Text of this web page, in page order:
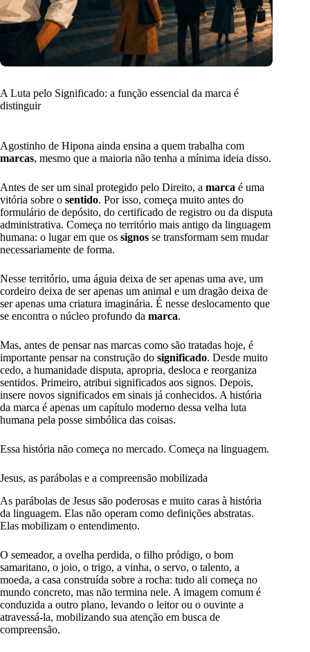
A Luta pelo Significado: a função essencial da marca é
distinguir
Agostinho de Hipona ainda ensina a quem trabalha com
marcas, mesmo que a maioria não tenha a mínima ideia disso.
Antes de ser um sinal protegido pelo Direito, a marca é uma
vitória sobre o sentido. Por isso, começa muito antes do
formulário de depósito, do certificado de registro ou da disputa
administrativa. Começa no território mais antigo da linguagem
humana: o lugar em que os signos se transformam sem mudar
necessariamente de forma.
Nesse território, uma águia deixa de ser apenas uma ave, um
cordeiro deixa de ser apenas um animal e um dragão deixa de
ser apenas uma criatura imaginária. É nesse deslocamento que
se encontra o núcleo profundo da marca.
Mas, antes de pensar nas marcas como são tratadas hoje, é
importante pensar na construção do significado. Desde muito
cedo, a humanidade disputa, apropria, desloca e reorganiza
sentidos. Primeiro, atribui significados aos signos. Depois,
insere novos significados em sinais já conhecidos. A história
da marca é apenas um capítulo moderno dessa velha luta
humana pela posse simbólica das coisas.
Essa história não começa no mercado. Começa na linguagem.
Jesus, as parábolas e a compreensão mobilizada
As parábolas de Jesus são poderosas e muito caras à história
da linguagem. Elas não operam como definições abstratas.
Elas mobilizam o entendimento.
O semeador, a ovelha perdida, o filho pródigo, o bom
samaritano, o joio, o trigo, a vinha, o servo, o talento, a
moeda, a casa construída sobre a rocha: tudo ali começa no
mundo concreto, mas não termina nele. A imagem comum é
conduzida a outro plano, levando o leitor ou o ouvinte a
atravessá-la, mobilizando sua atenção em busca de
compreensão.